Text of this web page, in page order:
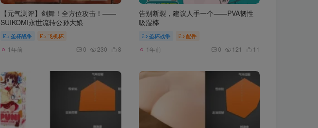
【元气测评】剑舞！全方位攻击！——
SUIKOMI永世流转公孙大娘
圣杯战争 飞机杯
1年前 0 230 8
告别断裂，建议人手一个——PVA韧性
吸湿棒
圣杯战争 配件
1年前 0 121 11